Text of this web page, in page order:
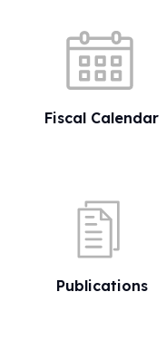
Fiscal Calendar
Publications